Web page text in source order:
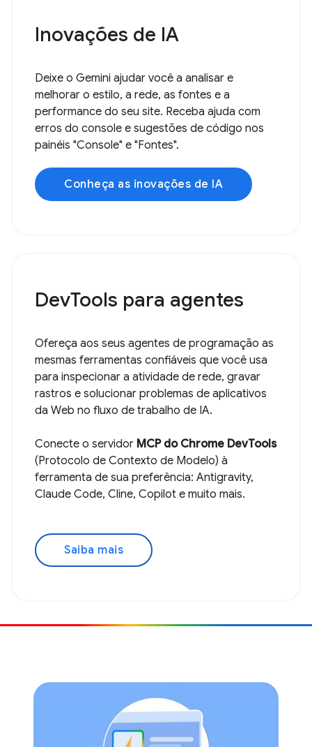
Inovações de IA
Deixe o Gemini ajudar você a analisar e
melhorar o estilo, a rede, as fontes e a
performance do seu site. Receba ajuda com
erros do console e sugestões de código nos
painéis "Console" e "Fontes".
Conheça as inovações de IA
DevTools para agentes
Ofereça aos seus agentes de programação as
mesmas ferramentas confiáveis que você usa
para inspecionar a atividade de rede, gravar
rastros e solucionar problemas de aplicativos
da Web no fluxo de trabalho de IA.
Conecte o servidor MCP do Chrome DevTools
(Protocolo de Contexto de Modelo) à
ferramenta de sua preferência: Antigravity,
Claude Code, Cline, Copilot e muito mais.
Saiba mais